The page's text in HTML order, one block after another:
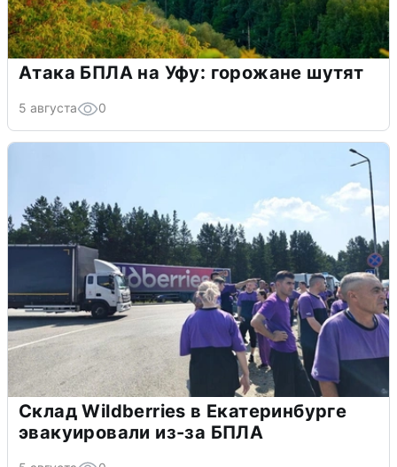
Атака БПЛА на Уфу: горожане шутят
5 августа 0
Склад Wildberries в Екатеринбурге
эвакуировали из-за БПЛА